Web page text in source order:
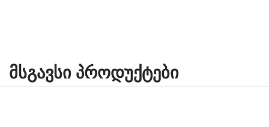
ᲛᲡᲒᲐᲕᲡᲘ ᲞᲠᲝᲓᲣᲥᲢᲔᲑᲘ